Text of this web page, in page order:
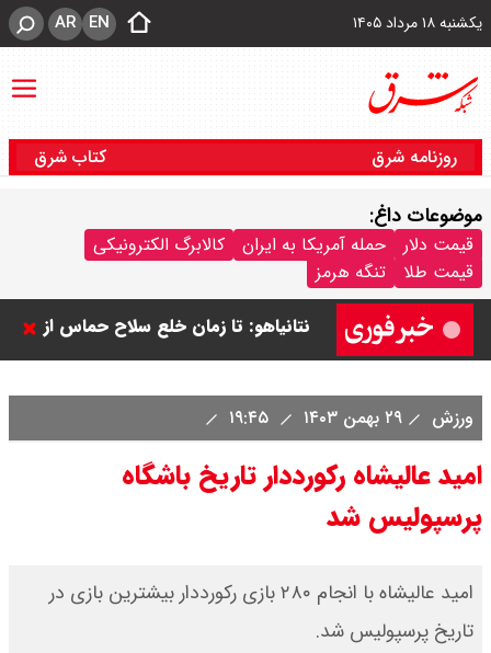
یکشنبه ۱۸ مرداد ۱۴۰۵ EN
AR
روزنامه شرق کتاب شرق
موضوعات داغ:
قیمت دلار حمله آمریکا به ایران
کالابرگ الکترونیکی
قیمت طلا
تنگه هرمز
نتانیاهو: تا زمان خلع سلاح حماس از
نخست‌وزیر باشم، کشور فلسطین
سی ان ان گزارش داد : ترامپ ۲ سنگر
ورزش ۲۹ بهمن ۱۴۰۳
امید عالیشاه رکورددار تاریخ باشگاه
پرسپولیس شد
امید عالیشاه با انجام ۲۸۰ بازی رکورددار بیشترین بازی در
تاریخ پرسپولیس شد.